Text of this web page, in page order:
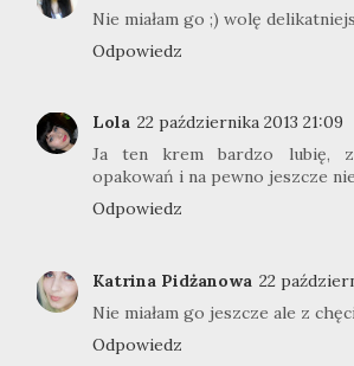
Nie miałam go ;) wolę
Odpowiedz
Lola 22 października 2013 21:09
Ja ten krem bardzo lubię,
opakowań i na pewno jeszcze
Odpowiedz
Katrina Pidżanowa 22
Nie miałam go jeszcze ale z
Odpowiedz